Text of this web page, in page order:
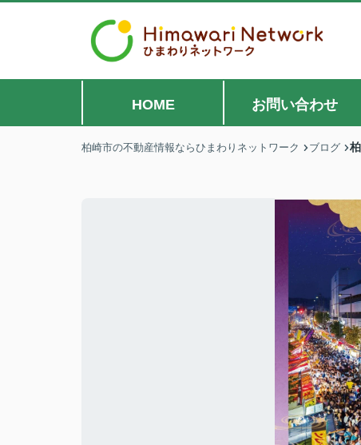
HOME お問い合わせ
柏崎市の不動産情報ならひまわりネットワーク ブログ